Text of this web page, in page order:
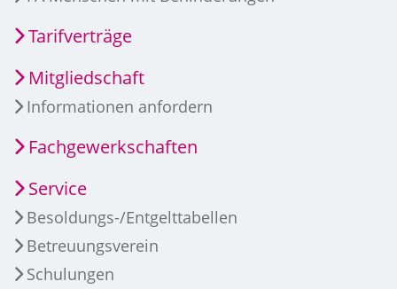
Tarifverträge
Mitgliedschaft
Informationen anfordern
Fachgewerkschaften
Service
Besoldungs-/Entgelttabellen
Betreuungsverein
Schulungen